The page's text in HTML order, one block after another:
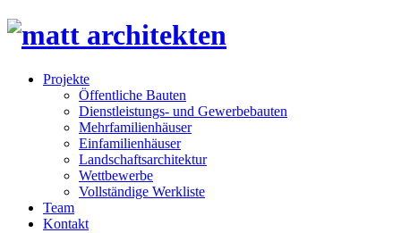
Projekte
Öffentliche Bauten
Dienstleistungs- und Gewerbebauten
Mehrfamilienhäuser
Einfamilienhäuser
Landschaftsarchitektur
Wettbewerbe
Vollständige Werkliste
Team
Kontakt